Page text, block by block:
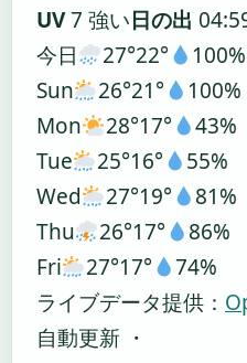
UV7 強い日の出
今日
27°22°
100%
Sun
26°21°
100%
Mon
28°17°
43%
Tue
25°16°
55%
Wed
27°19°
81%
Thu
26°17°
86%
Fri
27°17°
74%
ライブデータ提供：
自動更新 ・